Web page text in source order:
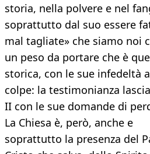
storia, nella polvere e nel
soprattutto dal suo essere
mal tagliate» che siamo noi
un peso da portare che è
storica, con le sue infedeltà
colpe: la testimonianza
II con le sue domande di
La Chiesa è, però, anche e
soprattutto la presenza del